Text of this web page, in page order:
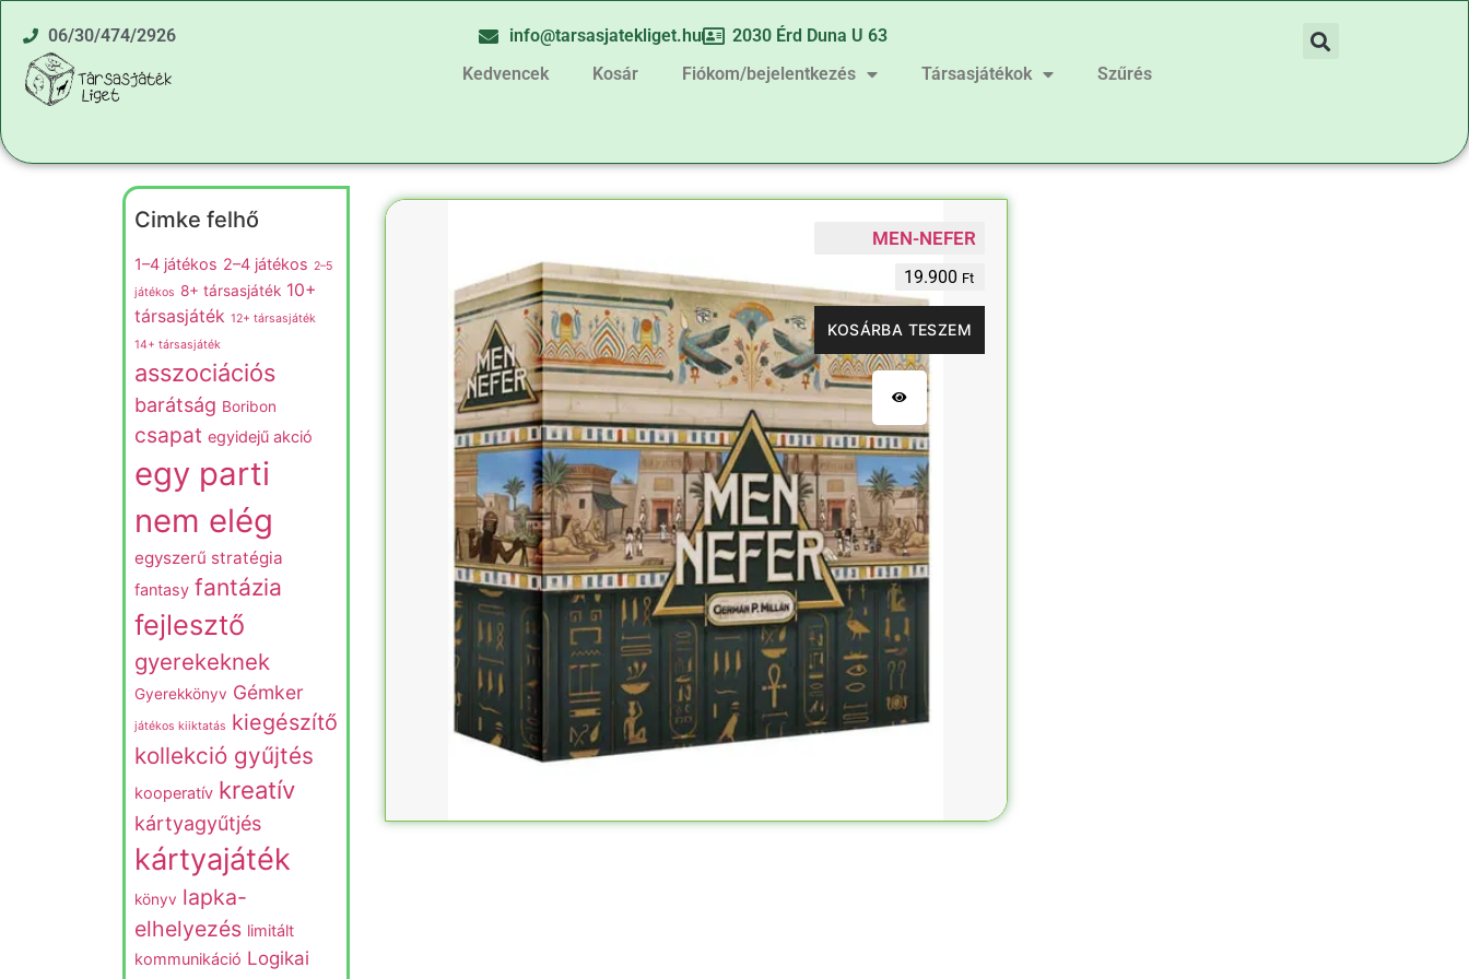
06/30/474/2926 info@tarsasjatekliget.hu
2030 Érd Duna U 63
Kedvencek
Kosár Fiókom/bejelentkezés Társasjátékok Szűrés
Cimke felhő
1–4 játékos 2–4 játékos 2–5
játékos 8+ társasjáték 10+
társasjáték 12+ társasjáték
14+ társasjáték
asszociációs
barátság Boribon
csapat egyidejű akció
egy parti
nem elég
egyszerű stratégia
fantasy fantázia
fejlesztő
gyerekeknek
Gyerekkönyv Gémker
játékos kiiktatás kiegészítő
kollekció gyűjtés
kooperatív kreatív
kártyagyűtjés
kártyajáték
könyv lapka-
elhelyezés limitált
kommunikáció Logikai
MEN-NEFER
19.900 Ft
KOSÁRBA TESZEM